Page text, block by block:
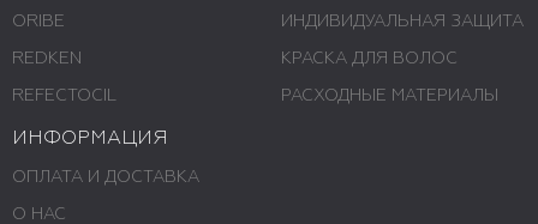
ORIBE
REDKEN
REFECTOCIL
ИНДИВИДУАЛЬНАЯ ЗАЩИТА
КРАСКА ДЛЯ ВОЛОС
РАСХОДНЫЕ МАТЕРИАЛЫ
ИНФОРМАЦИЯ
ОПЛАТА И ДОСТАВКА
О НАС